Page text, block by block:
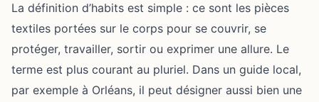
La définition d’habits est simple : ce sont les pièces
textiles portées sur le corps pour se couvrir, se
protéger, travailler, sortir ou exprimer une allure. Le
terme est plus courant au pluriel. Dans un guide local,
par exemple à Orléans, il peut désigner aussi bien une